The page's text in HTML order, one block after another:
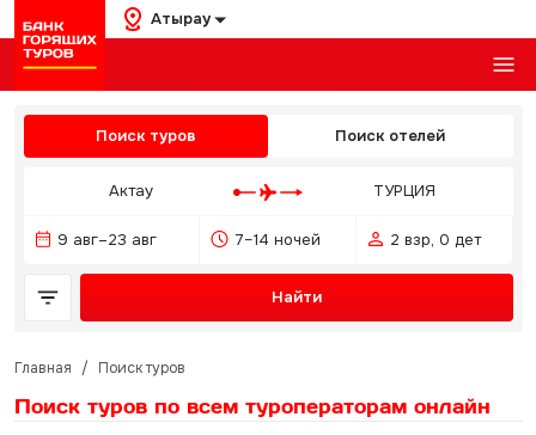
Атырау
Поиск туров Поиск отелей
Актау ТУРЦИЯ
9 авг–23 авг 7–14 ночей 2 взр, 0 дет
Найти
Главная / Поиск туров
Поиск туров по всем туроператорам онлайн